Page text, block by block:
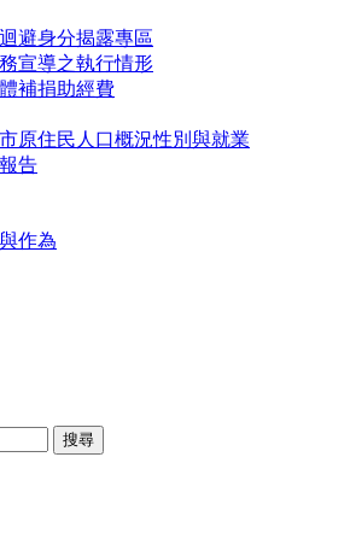
避身分揭露專區
宣導之執行情形
補捐助經費
原住民人口概況性別與就業
告
作為
搜尋